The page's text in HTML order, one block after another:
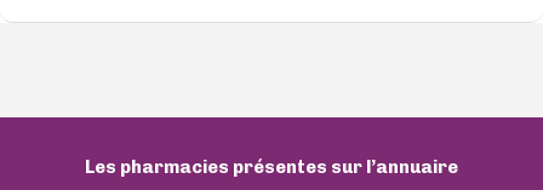
Les pharmacies présentes sur l’annuaire